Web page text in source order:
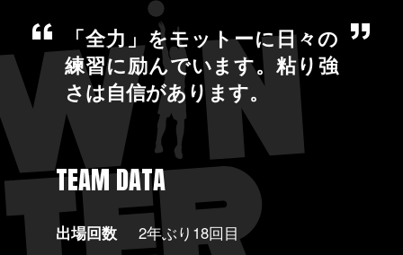
「全力」をモットーに日々の
練習に励んでいます。粘り強
さは自信があります。
TEAM DATA
出場回数
2年ぶり18回目